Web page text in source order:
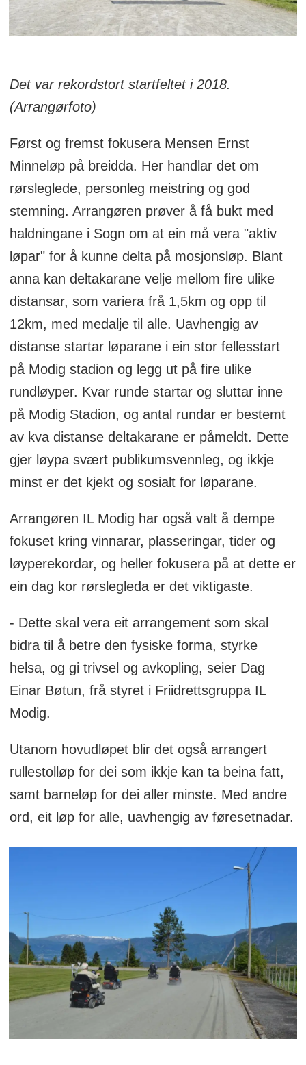
Det var rekordstort startfeltet i 2018.
(Arrangørfoto)
Først og fremst fokusera Mensen Ernst
Minneløp på breidda. Her handlar det om
rørsleglede, personleg meistring og god
stemning. Arrangøren prøver å få bukt med
haldningane i Sogn om at ein må vera "aktiv
løpar" for å kunne delta på mosjonsløp. Blant
anna kan deltakarane velje mellom fire ulike
distansar, som variera frå 1,5km og opp til
12km, med medalje til alle. Uavhengig av
distanse startar løparane i ein stor fellesstart
på Modig stadion og legg ut på fire ulike
rundløyper. Kvar runde startar og sluttar inne
på Modig Stadion, og antal rundar er bestemt
av kva distanse deltakarane er påmeldt. Dette
gjer løypa svært publikumsvennleg, og ikkje
minst er det kjekt og sosialt for løparane.
Arrangøren IL Modig har også valt å dempe
fokuset kring vinnarar, plasseringar, tider og
løyperekordar, og heller fokusera på at dette er
ein dag kor rørslegleda er det viktigaste.
- Dette skal vera eit arrangement som skal
bidra til å betre den fysiske forma, styrke
helsa, og gi trivsel og avkopling, seier Dag
Einar Bøtun, frå styret i Friidrettsgruppa IL
Modig.
Utanom hovudløpet blir det også arrangert
rullestolløp for dei som ikkje kan ta beina fatt,
samt barneløp for dei aller minste. Med andre
ord, eit løp for alle, uavhengig av føresetnadar.